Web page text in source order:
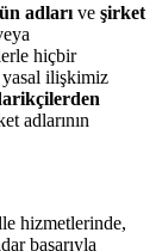
adları ve şirket
hiçbir
ilişkimiz
adlarının
hizmetlerinde,
başarıyla